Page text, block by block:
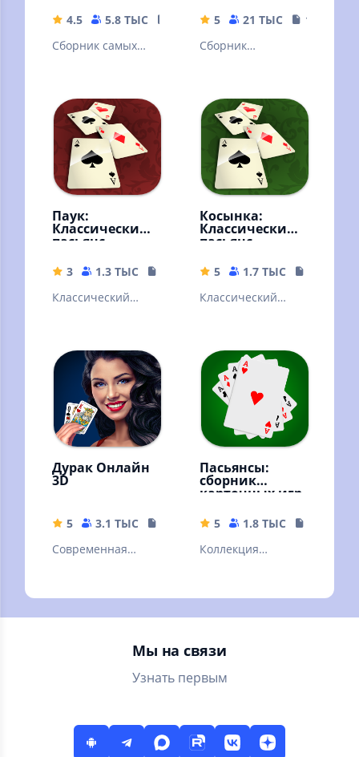
4.5 5.8 ТЫС
47.76 MB
Сборник самых
настольных игр. С
компьютером или
онлайн.
5 21 ТЫС
17.74 MB
Сборник
Косынка, Паук,
Солитер, Три пика.
Паук:
Классический
пасьянс
3 1.3 ТЫС
20.77 MB
Классический
обертке
Косынка:
Классический
пасьянс
5 1.7 ТЫС
Классический
обертке
Дурак Онлайн
3D
5 3.1 ТЫС
76.38 MB
Cовременная
Пасьянсы:
сборник
карточных игр
5 1.8 ТЫС
Коллекция
пасьянсы без
интернета
Мы на связи
Узнать первым